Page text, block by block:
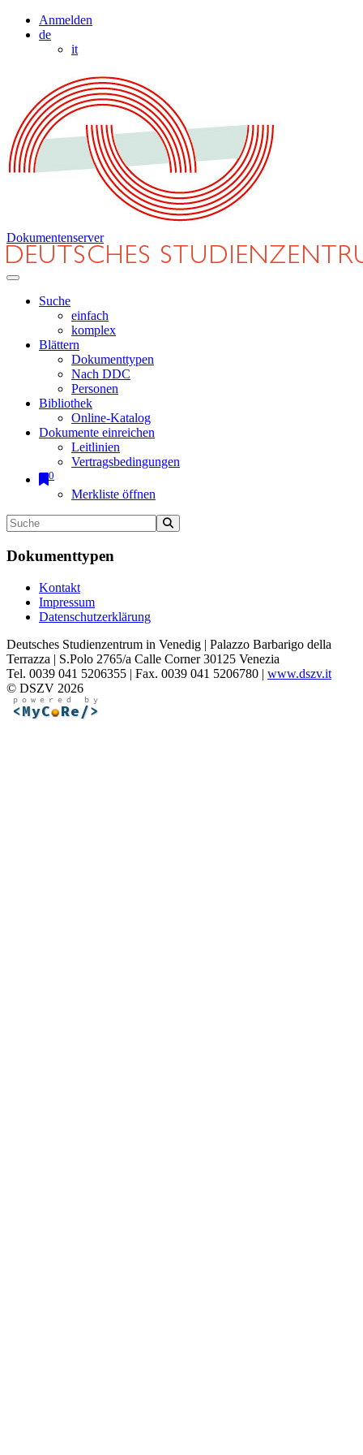
Anmelden
de
it
Dokumentenserver
Suche
einfach
komplex
Blättern
Dokumenttypen
Nach DDC
Personen
Bibliothek
Online-Katalog
Dokumente einreichen
Leitlinien
Vertragsbedingungen
0
Merkliste öffnen
Dokumenttypen
Kontakt
Impressum
Datenschutzerklärung
Deutsches Studienzentrum in Venedig | Palazzo Barbarigo della
Terrazza | S.Polo 2765/a Calle Corner 30125 Venezia
Tel. 0039 041 5206355 | Fax. 0039 041 5206780 | www.dszv.it
© DSZV 2026